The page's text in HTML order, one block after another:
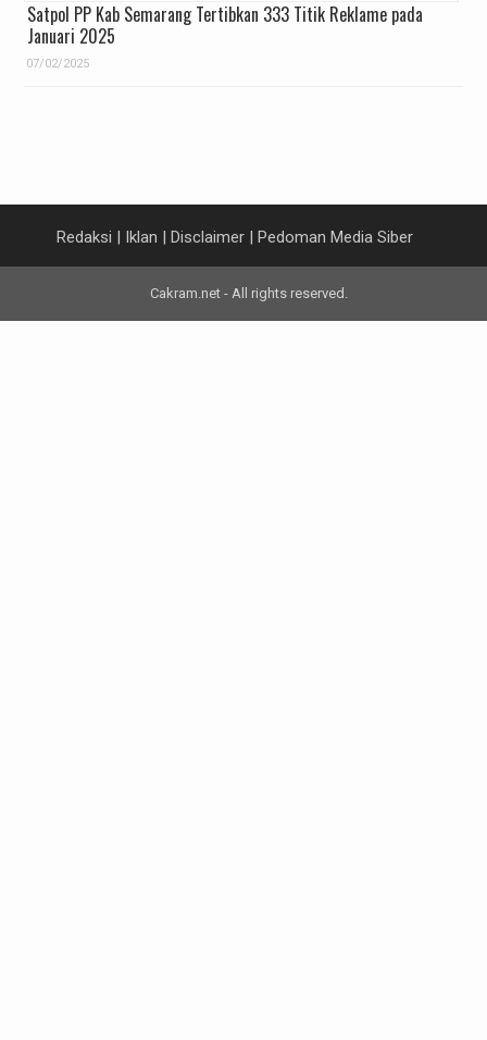
Satpol PP Kab Semarang Tertibkan 333 Titik Reklame pada
Januari 2025
07/02/2025
Redaksi Iklan Disclaimer Pedoman Media Siber
Cakram.net - All rights reserved.